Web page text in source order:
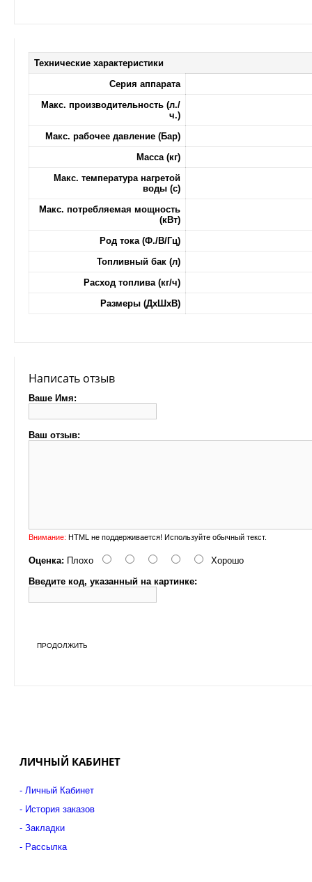
Технические характеристики
Серия аппарата
Макс. производительность (л./
ч.)
Макс. рабочее давление (Бар)
Масса (кг)
Макс. температура нагретой
воды (с)
Макс. потребляемая мощность
(кВт)
Род тока (Ф./В/Гц)
Топливный бак (л)
Расход топлива (кг/ч)
Размеры (ДхШхВ)
Написать отзыв
Ваше Имя:
Ваш отзыв:
Внимание: HTML не поддерживается! Используйте обычный текст.
Оценка: Плохо
Хорошо
Введите код, указанный на картинке:
ПРОДОЛЖИТЬ
ЛИЧНЫЙ КАБИНЕТ
Личный Кабинет
История заказов
Закладки
Рассылка